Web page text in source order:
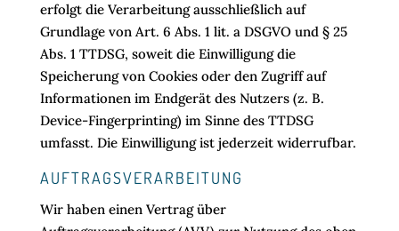
erfolgt die Verarbeitung ausschließlich auf
Grundlage von Art. 6 Abs. 1 lit. a DSGVO und § 25
Abs. 1 TTDSG, soweit die Einwilligung die
Speicherung von Cookies oder den Zugriff auf
Informationen im Endgerät des Nutzers (z. B.
Device-Fingerprinting) im Sinne des TTDSG
umfasst. Die Einwilligung ist jederzeit widerrufbar.
AUFTRAGSVERARBEITUNG
Wir haben einen Vertrag über